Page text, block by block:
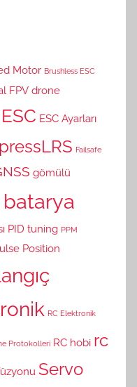
Motor Brushless ESC
FPV drone
ESC ESC Ayarları
Failsafe
gömülü
PID tuning PPM
Position
RC Elektronik
Protokolleri RC hobi rc
Servo